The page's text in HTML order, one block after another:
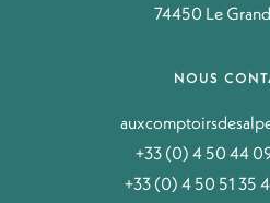
74450 Le
NOUS
+33 (0) 4 50 44
+33 (0) 4 50 51 35